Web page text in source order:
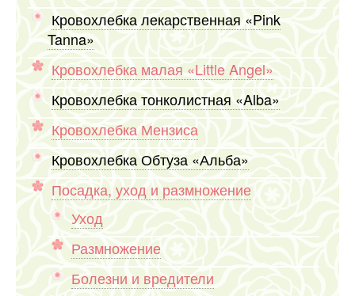
Кровохлебка лекарственная «Pink
Tanna»
Кровохлебка малая «Little Angel»
Кровохлебка тонколистная «Alba»
Кровохлебка Мензиса
Кровохлебка Обтуза «Альба»
Посадка, уход и размножение
Уход
Размножение
Болезни и вредители